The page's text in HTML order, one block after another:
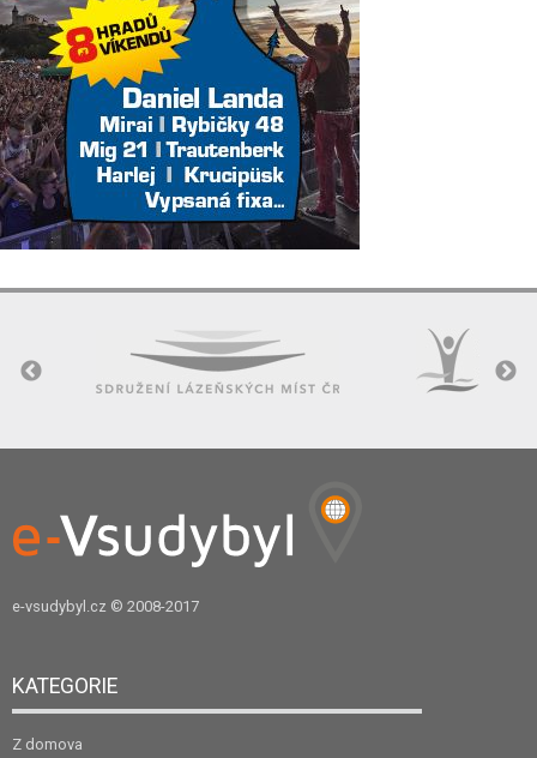
e-vsudybyl.cz © 2008-2017
KATEGORIE
Z domova